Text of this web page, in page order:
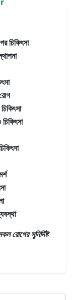
চিকিৎসা
রোগের সুনির্দিষ্ট